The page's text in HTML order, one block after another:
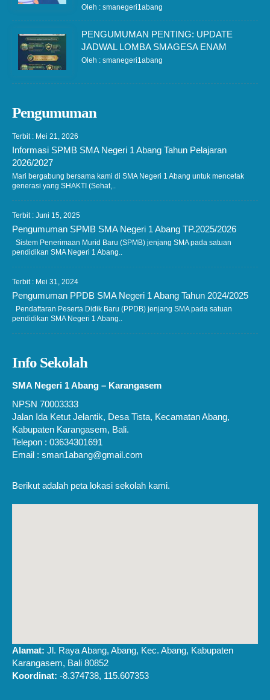
Oleh : smanegeri1abang
PENGUMUMAN PENTING: UPDATE
JADWAL LOMBA SMAGESA ENAM
Oleh : smanegeri1abang
Pengumuman
Terbit : Mei 21, 2026
Informasi SPMB SMA Negeri 1 Abang Tahun Pelajaran
2026/2027
Mari bergabung bersama kami di SMA Negeri 1 Abang untuk mencetak
generasi yang SHAKTI (Sehat,..
Terbit : Juni 15, 2025
Pengumuman SPMB SMA Negeri 1 Abang TP.2025/2026
Sistem Penerimaan Murid Baru (SPMB) jenjang SMA pada satuan
pendidikan SMA Negeri 1 Abang..
Terbit : Mei 31, 2024
Pengumuman PPDB SMA Negeri 1 Abang Tahun 2024/2025
Pendaftaran Peserta Didik Baru (PPDB) jenjang SMA pada satuan
pendidikan SMA Negeri 1 Abang..
Info Sekolah
SMA Negeri 1 Abang – Karangasem
NPSN 70003333
Jalan Ida Ketut Jelantik, Desa Tista, Kecamatan Abang,
Kabupaten Karangasem, Bali.
Telepon : 03634301691
Email : sman1abang@gmail.com
Berikut adalah peta lokasi sekolah kami.
Alamat: Jl. Raya Abang, Abang, Kec. Abang, Kabupaten
Karangasem, Bali 80852
Koordinat: -8.374738, 115.607353